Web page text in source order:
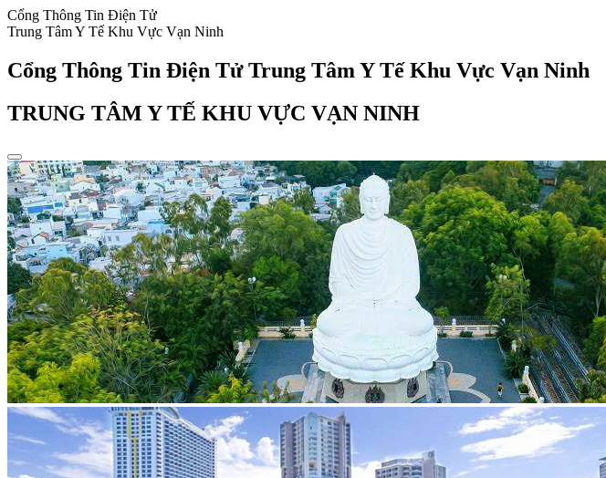
Cổng Thông Tin Điện Tử
Trung Tâm Y Tế Khu Vực Vạn Ninh
Cổng Thông Tin Điện Tử Trung Tâm Y Tế Khu Vực Vạn Ninh
TRUNG TÂM Y TẾ KHU VỰC VẠN NINH